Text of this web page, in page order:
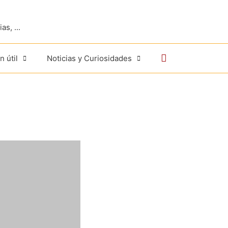
...
útil Noticias y Curiosidades Buscar